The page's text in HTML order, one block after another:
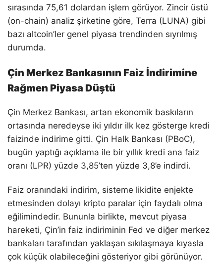
sırasında 75,61 dolardan işlem görüyor. Zincir üstü
(on-chain) analiz şirketine göre, Terra (LUNA) gibi
bazı altcoin’ler genel piyasa trendinden sıyrılmış
durumda.
Çin Merkez Bankasının Faiz İndirimine
Rağmen Piyasa Düştü
Çin Merkez Bankası, artan ekonomik baskıların
ortasında neredeyse iki yıldır ilk kez gösterge kredi
faizinde indirime gitti. Çin Halk Bankası (PBoC),
bugün yaptığı açıklama ile bir yıllık kredi ana faiz
oranı (LPR) yüzde 3,85’ten yüzde 3,8’e indirdi.
Faiz oranındaki indirim, sisteme likidite enjekte
etmesinden dolayı kripto paralar için faydalı olma
eğilimindedir. Bununla birlikte, mevcut piyasa
hareketi, Çin’in faiz indiriminin Fed ve diğer merkez
bankaları tarafından yaklaşan sıkılaşmaya kıyasla
çok küçük olabileceğini gösteriyor gibi görünüyor.